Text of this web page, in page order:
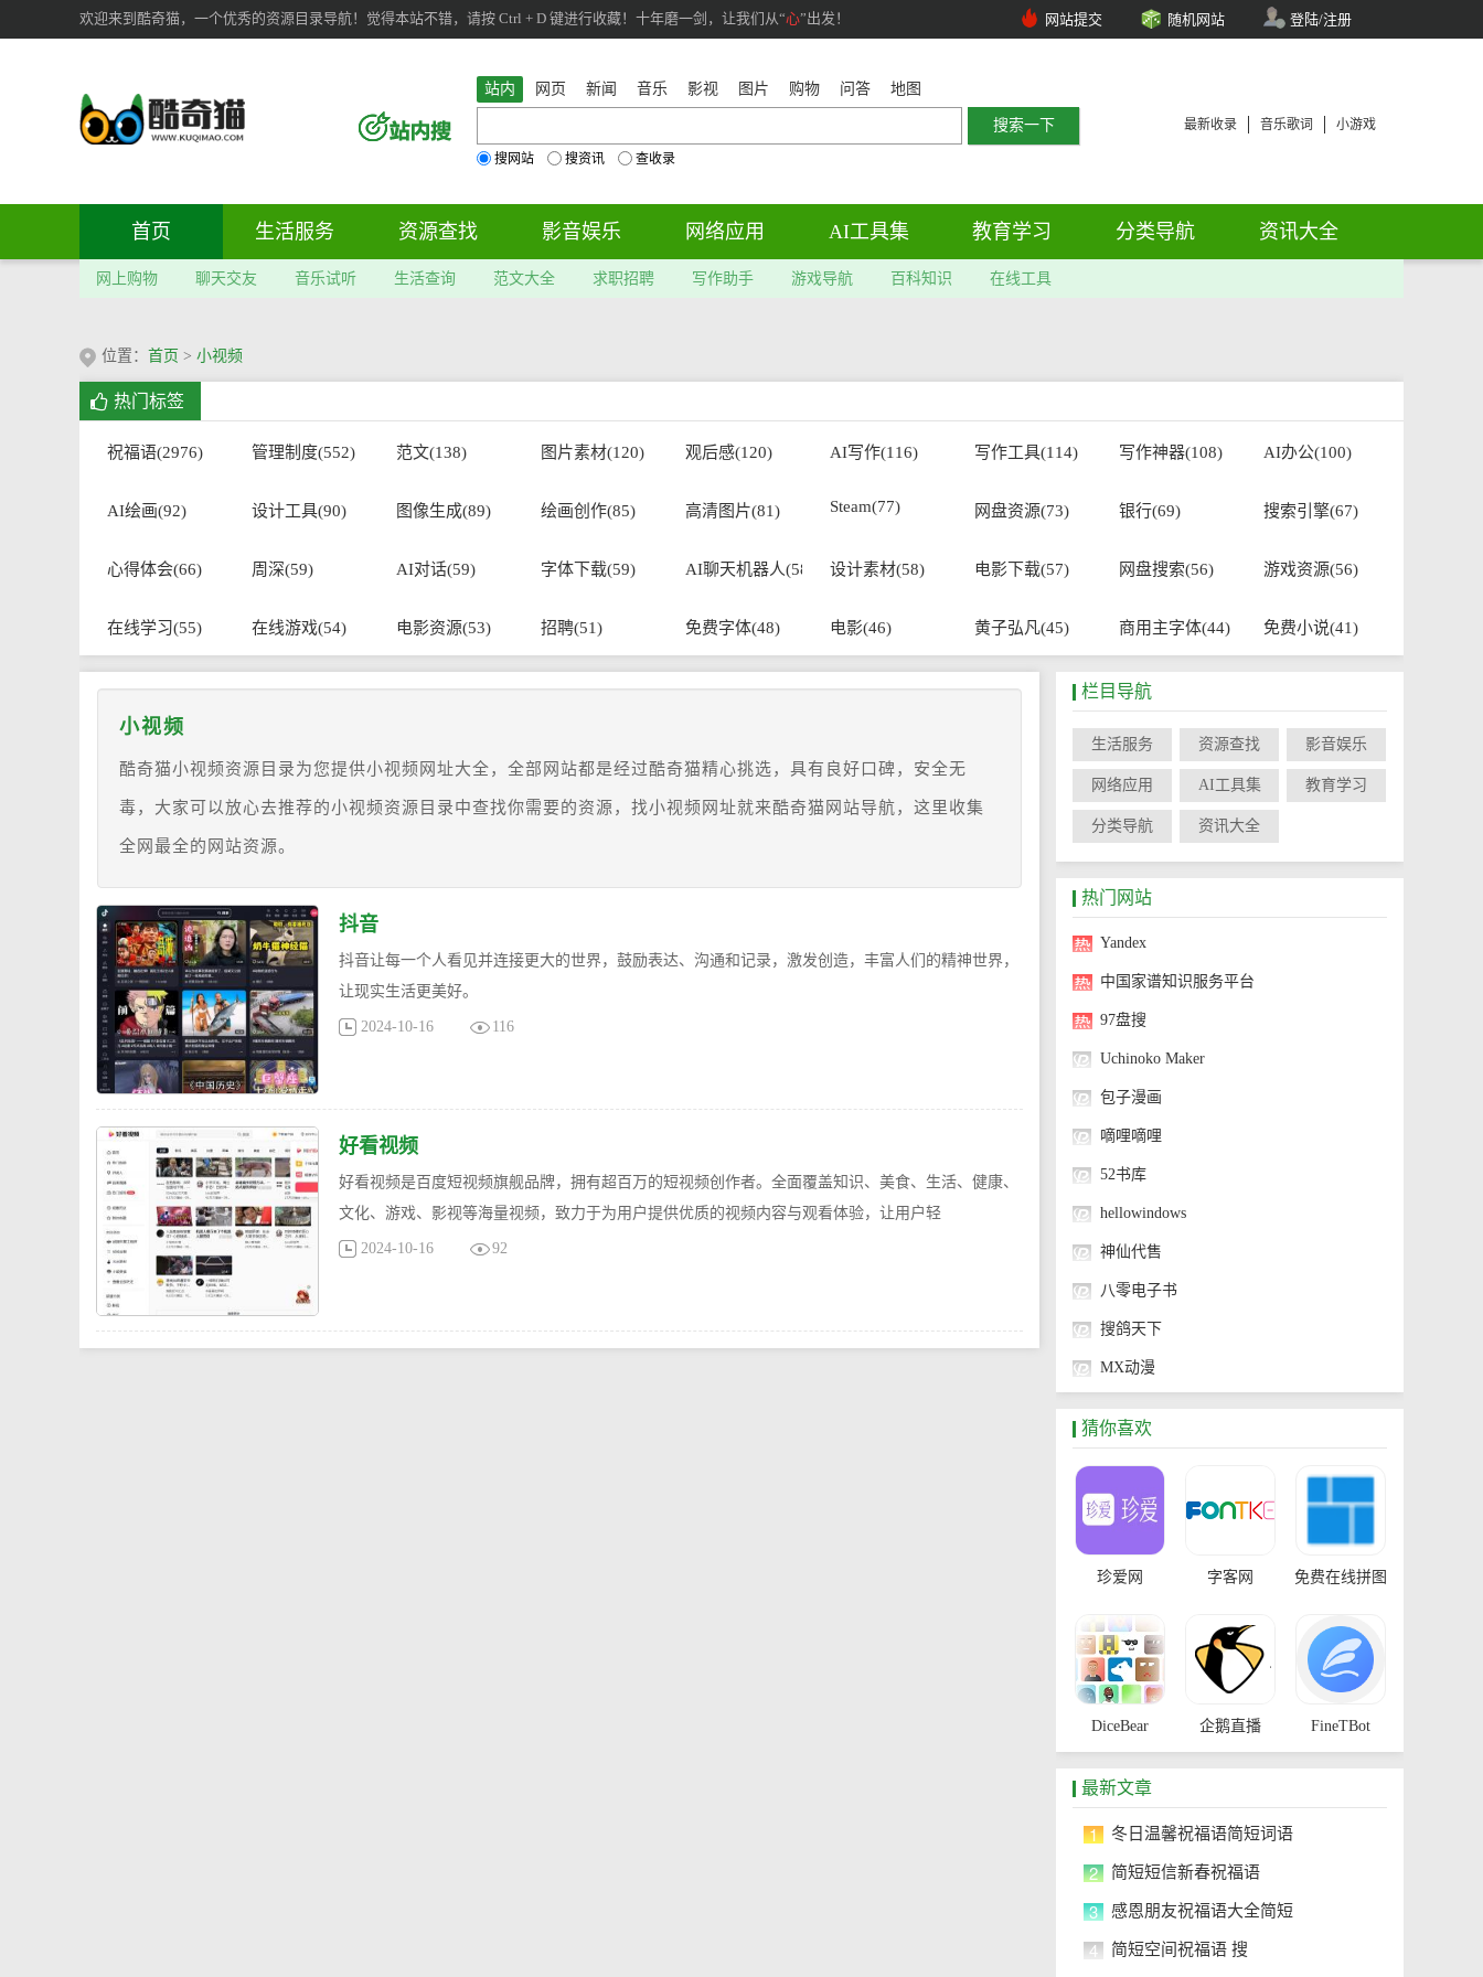
欢迎来到酷奇猫，一个优秀的资源目录导航！觉得本站不错，请按 Ctrl + D 键进行收藏！十年磨一剑，让我们从“心”出发！ 网站提交 随机网站 登陆/注册
站内 网页 新闻 音乐 影视 图片 购物 问答 地图
搜网站 搜资讯 查收录
最新收录 音乐歌词 小游戏
首页 生活服务 资源查找 影音娱乐 网络应用 AI工具集 教育学习 分类导航 资讯大全
网上购物 聊天交友 音乐试听 生活查询 范文大全 求职招聘 写作助手 游戏导航 百科知识 在线工具
位置： 首页 > 小视频
热门标签
祝福语(2976) 管理制度(552) 范文(138) 图片素材(120) 观后感(120) AI写作(116) 写作工具(114) 写作神器(108) AI办公(100)
AI绘画(92) 设计工具(90) 图像生成(89) 绘画创作(85) 高清图片(81) Steam(77) 网盘资源(73) 银行(69) 搜索引擎(67)
心得体会(66) 周深(59) AI对话(59) 字体下载(59) AI聊天机器人(58) 设计素材(58) 电影下载(57) 网盘搜索(56) 游戏资源(56)
在线学习(55) 在线游戏(54) 电影资源(53) 招聘(51) 免费字体(48) 电影(46) 黄子弘凡(45) 商用主字体(44) 免费小说(41)
小视频
酷奇猫小视频资源目录为您提供小视频网址大全，全部网站都是经过酷奇猫精心挑选，具有良好口碑，安全无
毒，大家可以放心去推荐的小视频资源目录中查找你需要的资源，找小视频网址就来酷奇猫网站导航，这里收集
全网最全的网站资源。
抖音
抖音让每一个人看见并连接更大的世界，鼓励表达、沟通和记录，激发创造，丰富人们的精神世界，
让现实生活更美好。
2024-10-16 116
好看视频
好看视频是百度短视频旗舰品牌，拥有超百万的短视频创作者。全面覆盖知识、美食、生活、健康、
文化、游戏、影视等海量视频，致力于为用户提供优质的视频内容与观看体验，让用户轻
2024-10-16 92
栏目导航
生活服务 资源查找 影音娱乐
网络应用 AI工具集 教育学习
分类导航 资讯大全
热门网站
Yandex
中国家谱知识服务平台
97盘搜
Uchinoko Maker
包子漫画
嘀哩嘀哩
52书库
hellowindows
神仙代售
八零电子书
搜鸽天下
MX动漫
猜你喜欢
珍爱网 字客网 免费在线拼图
DiceBear 企鹅直播 FineTBot
最新文章
1 冬日温馨祝福语简短词语
2 简短短信新春祝福语
3 感恩朋友祝福语大全简短
4 简短空间祝福语 搜